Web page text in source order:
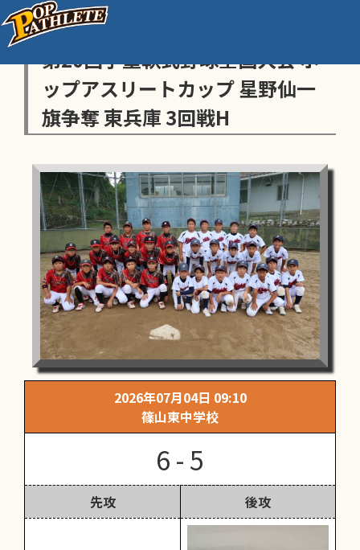
センス・トラストトーナメント
第20回学童軟式野球全国大会 ポ
ップアスリートカップ 星野仙一
旗争奪 東兵庫 3回戦H
2026年07月04日 09:10
篠山東中学校
6 - 5
先攻 後攻